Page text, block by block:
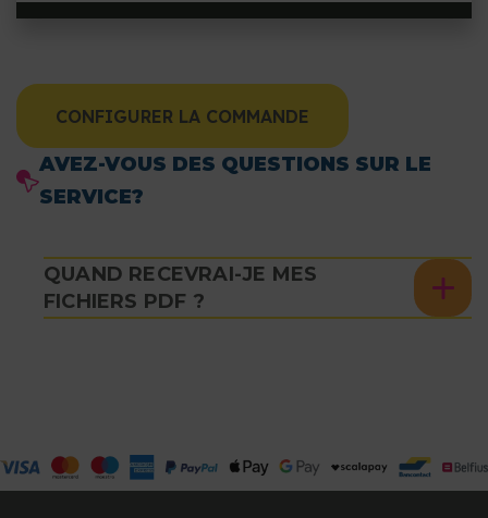
CONFIGURER LA COMMANDE
AVEZ-VOUS DES QUESTIONS SUR LE
SERVICE?
QUAND RECEVRAI-JE MES
FICHIERS PDF ?